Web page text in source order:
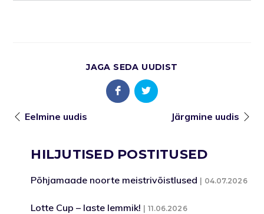
JAGA SEDA UUDIST
Eelmine uudis Järgmine uudis
HILJUTISED POSTITUSED
Põhjamaade noorte meistrivõistlused 04.07.2026
Lotte Cup – laste lemmik! 11.06.2026